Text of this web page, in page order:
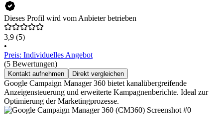
Dieses Profil wird vom Anbieter betrieben
3,9 (5)
•
Preis: Individuelles Angebot
(5 Bewertungen)
Kontakt aufnehmen Direkt vergleichen
Google Campaign Manager 360 bietet kanalübergreifende
Anzeigensteuerung und erweiterte Kampagnenberichte. Ideal zur
Optimierung der Marketingprozesse.